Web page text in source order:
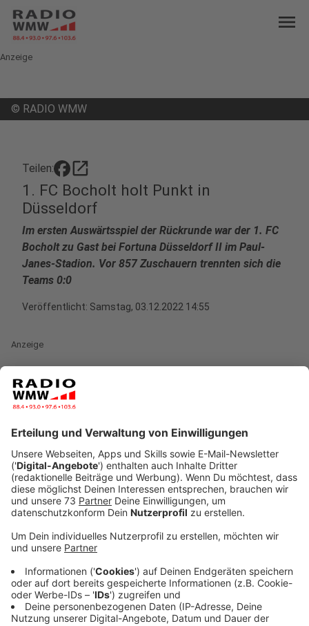
menu
Anzeige
© RADIO WMW
Teilen: open_in_new
1. FC Bocholt holt Punkt in
Düsseldorf
Im ersten Auswärtsspiel der Rückrunde war der 1. FC
Bocholt zu Gast bei Fortuna Düsseldorf II im Paul-
Janes-Stadion. Vor 857 Zuschauern trennten sich die
Teams 0:0
Veröffentlicht: Samstag, 03.12.2022 14:55
Anzeige
Verteiltes Spiel in der 1. Halbzeit mit zwei
Großchancen für die Gastgeber. Nach gut 20 Minuten
trifft Adamski nach Doppelpass nur den Pfosten. Der
Nachschuss wird von der Bocholter Abwehr zur Ecke
abgeblockt. In der 25. Minute segelt ein Kopfball
knapp am Bocholter Tor vorbei. In der Schlussphase
der ersten Halbzeit sind die Schwatten am Drücker.
Ein Schuss von Marvin Lorch (39.) kann vom Fortuna-
trifft nach Vorarbeit von Kento Wakamiya den Ball
Anzeige